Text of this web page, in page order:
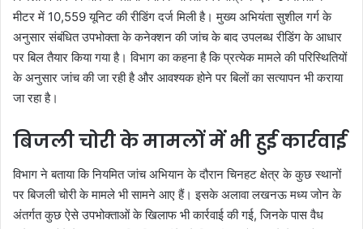
मीटर में 10,559 यूनिट की रीडिंग दर्ज मिली है। मुख्य अभियंता सुशील गर्ग के
अनुसार संबंधित उपभोक्ता के कनेक्शन की जांच के बाद उपलब्ध रीडिंग के आधार
पर बिल तैयार किया गया है। विभाग का कहना है कि प्रत्येक मामले की परिस्थितियों
के अनुसार जांच की जा रही है और आवश्यक होने पर बिलों का सत्यापन भी कराया
जा रहा है।
बिजली चोरी के मामलों में भी हुई कार्रवाई
विभाग ने बताया कि नियमित जांच अभियान के दौरान चिनहट क्षेत्र के कुछ स्थानों
पर बिजली चोरी के मामले भी सामने आए हैं। इसके अलावा लखनऊ मध्य जोन के
अंतर्गत कुछ ऐसे उपभोक्ताओं के खिलाफ भी कार्रवाई की गई, जिनके पास वैध